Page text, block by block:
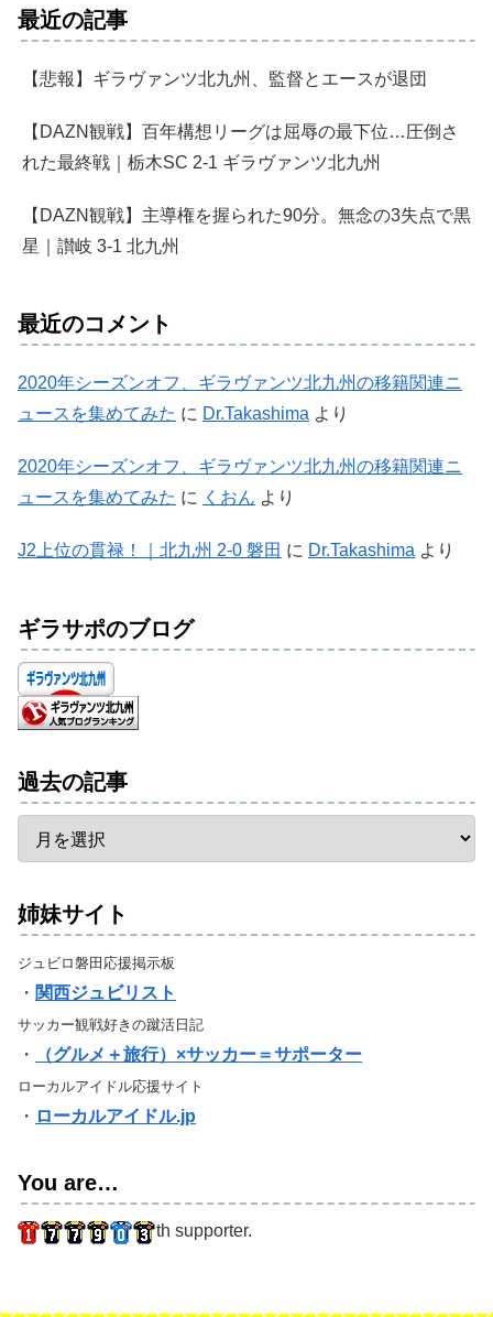
最近の記事
【悲報】ギラヴァンツ北九州、監督とエースが退団
【DAZN観戦】百年構想リーグは屈辱の最下位…圧倒さ
れた最終戦｜栃木SC 2-1 ギラヴァンツ北九州
【DAZN観戦】主導権を握られた90分。無念の3失点で黒
星｜讃岐 3-1 北九州
最近のコメント
2020年シーズンオフ、ギラヴァンツ北九州の移籍関連ニ
ュースを集めてみた に Dr.Takashima より
2020年シーズンオフ、ギラヴァンツ北九州の移籍関連ニ
ュースを集めてみた に くおん より
J2上位の貫禄！｜北九州 2-0 磐田 に Dr.Takashima より
ギラサポのブログ
過去の記事
姉妹サイト
ジュビロ磐田応援掲示板
・ 関西ジュビリスト
サッカー観戦好きの蹴活日記
・ （グルメ＋旅行）×サッカー＝サポーター
ローカルアイドル応援サイト
・ ローカルアイドル.jp
You are…
th supporter.